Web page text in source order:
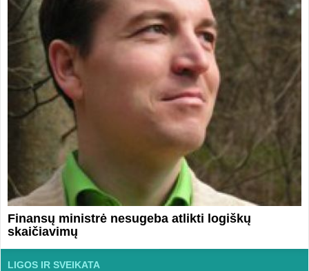
Finansų ministrė nesugeba atlikti logiškų
skaičiavimų
LIGOS IR SVEIKATA